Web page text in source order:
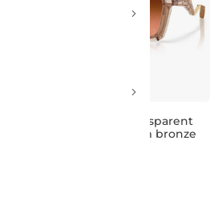
Oakley Enigma transparent
warm brown | prizm bronze